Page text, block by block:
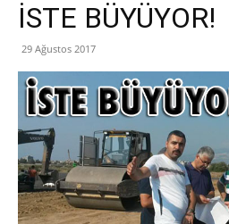
İSTE BÜYÜYOR!
29 Ağustos 2017